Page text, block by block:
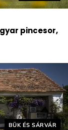
pincesor,
Helyszín címkék:
BÜK ÉS SÁRVÁR